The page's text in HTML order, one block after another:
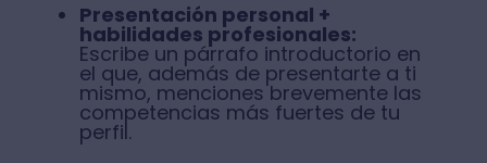
Presentación personal +
habilidades profesionales:
Escribe un párrafo introductorio en
el que, además de presentarte a ti
mismo, menciones brevemente las
competencias más fuertes de tu
perfil.